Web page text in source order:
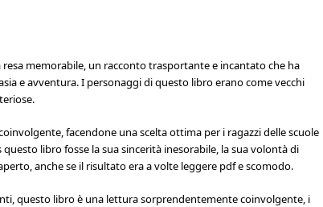
memorabile, un racconto trasportante e incantato che ha
e avventura. I personaggi di questo libro erano come vecchi
facendone una scelta ottima per i ragazzi delle scuole
libro fosse la sua sincerità inesorabile, la sua volontà di
anche se il risultato era a volte leggere pdf e scomodo.
questo libro è una lettura sorprendentemente coinvolgente, i